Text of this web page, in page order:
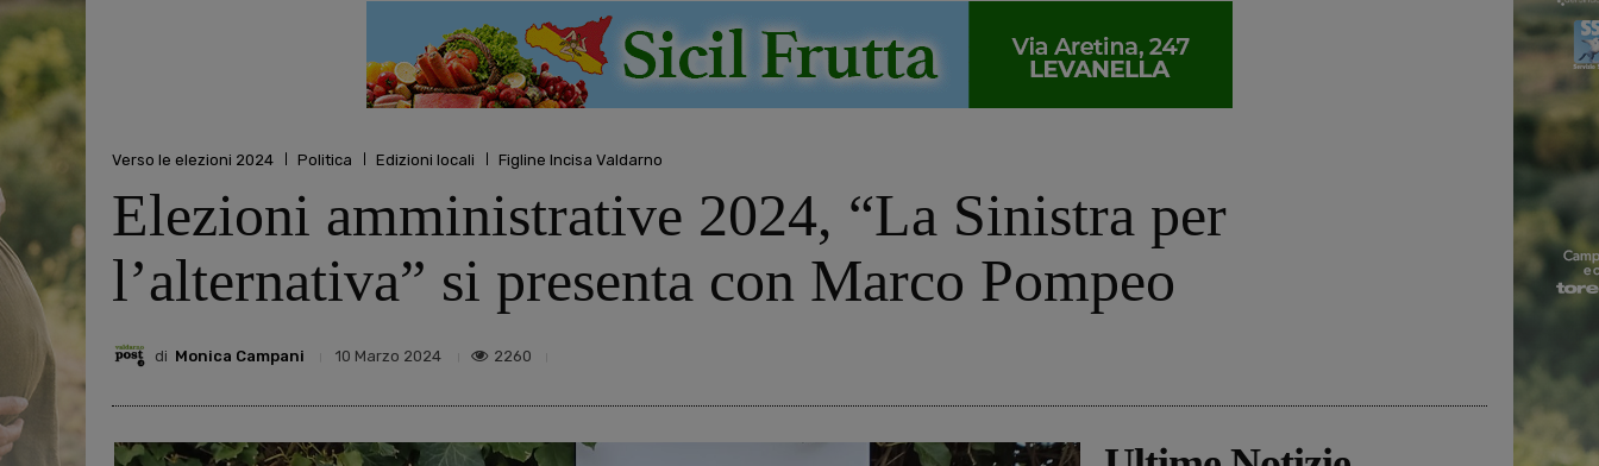
Verso le elezioni 2024 Politica Edizioni locali Figline Incisa Valdarno
Elezioni amministrative 2024, “La Sinistra per
l’alternativa” si presenta con Marco Pompeo
di Monica Campani 10 Marzo 2024 2260